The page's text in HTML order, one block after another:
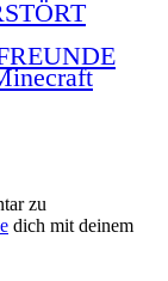
zu
dich mit deinem